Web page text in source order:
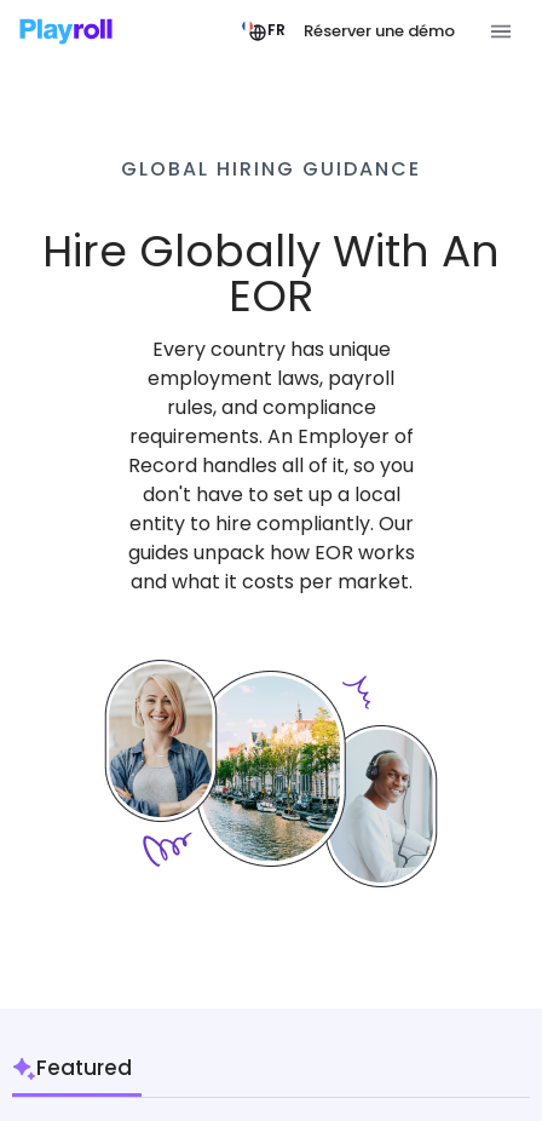
FR Réserver une démo
GLOBAL HIRING GUIDANCE
Hire Globally With An
EOR
Every country has unique
employment laws, payroll
rules, and compliance
requirements. An Employer of
Record handles all of it, so you
don't have to set up a local
entity to hire compliantly. Our
guides unpack how EOR works
and what it costs per market.
Featured